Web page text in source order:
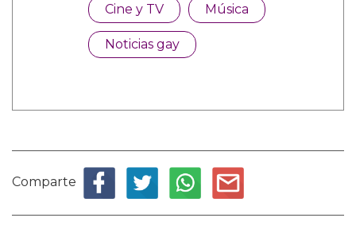
Cine y TV Música
Noticias gay
Comparte